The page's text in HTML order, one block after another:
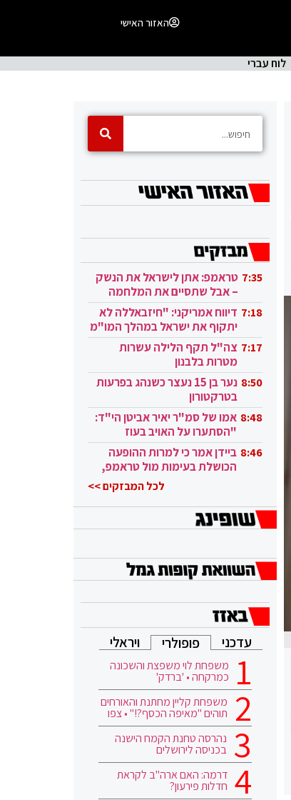
האזור האישי
לוח עברי
7:35 טראמפ: אתן לישראל את הנשק
– אבל שתסיים את המלחמה
בעזה 7:18 דיווח אמריקני: "חיזבאללה לא
יתקוף את ישראל במהלך המו"מ
בקטאר" 7:17 צה"ל תקף הלילה עשרות
מטרות בלבנון
8:50
נער בן 15 נעצר כשנהג בפרעות
בטרקטורון
8:48 אמו של סמ"ר יאיר אביטן הי"ד:
"הסתערו על האויב בעוז
ובגבורה" 8:46 ביידן אמר כי למרות ההופעה
הכושלת בעימות מול טראמפ,
לכל המבזקים >>
עדכני פופולרי ויראלי
משפחת לוי משפצת והשכונה
כמרקחה • 'ברדק'
משפחת קליין מחתנת והאורחים
תוהים "מאיפה הכסף?!" • צפו
נהרסה טחנת הקמח הישנה
בכניסה לירושלים
דרמה: האם ארה"ב לקראת
חדלות פירעון?